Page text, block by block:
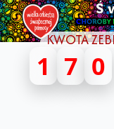
KWOTA
1 7 0